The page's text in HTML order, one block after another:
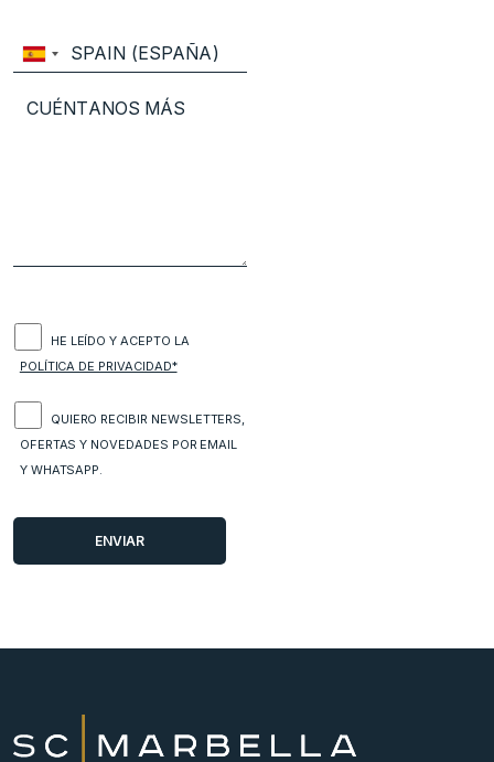
HE LEÍDO Y ACEPTO LA
POLÍTICA DE PRIVACIDAD*
QUIERO RECIBIR NEWSLETTERS,
OFERTAS Y NOVEDADES POR EMAIL
Y WHATSAPP.